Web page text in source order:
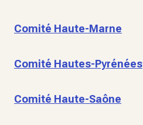
Comité Haute-Marne
Comité Hautes-Pyrénées
Comité Haute-Saône